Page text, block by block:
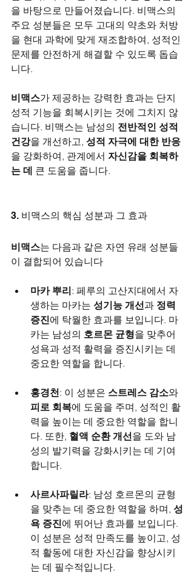
을 바탕으로 만들어졌습니다. 비맥스의
주요 성분들은 모두 고대의 약초와 처방
을 현대 과학에 맞게 재조합하여, 성적인
문제를 안전하게 해결할 수 있도록 돕습
니다.
비맥스가 제공하는 강력한 효과는 단지
성적 기능을 회복시키는 것에 그치지 않
습니다. 비맥스는 남성의 전반적인 성적
건강을 개선하고, 성적 자극에 대한 반응
을 강화하여, 관계에서 자신감을 회복하
는 데 큰 도움을 줍니다.
3. 비맥스의 핵심 성분과 그 효과
비맥스는 다음과 같은 자연 유래 성분들
이 결합되어 있습니다
마카 뿌리: 페루의 고산지대에서 자
생하는 마카는 성기능 개선과 정력
증진에 탁월한 효과를 보입니다. 마
카는 남성의 호르몬 균형을 맞추어
성욕과 성적 활력을 증진시키는 데
중요한 역할을 합니다.
홍경천: 이 성분은 스트레스 감소와
피로 회복에 도움을 주며, 성적인 활
력을 높이는 데 중요한 역할을 합니
다. 또한, 혈액 순환 개선을 도와 남
성의 발기력을 강화시키는 데 기여
합니다.
사르사파릴라: 남성 호르몬의 균형
을 맞추는 데 중요한 역할을 하며, 성
욕 증진에 뛰어난 효과를 보입니다.
이 성분은 성적 만족도를 높이고, 성
적 활동에 대한 자신감을 향상시키
는 데 필수적입니다.